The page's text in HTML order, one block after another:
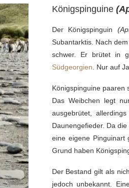
Königspinguine
Der Königspinguin
Subantarktis. Nach
schwer. Er brütet in
Südgeorgien. Nur auf
Königspinguine paaren
Das Weibchen legt
ausgebrütet,
Daunengefieder. Da
eine eigene Pinguinart
Grund haben
Der Bestand gilt als
jedoch unbekannt.